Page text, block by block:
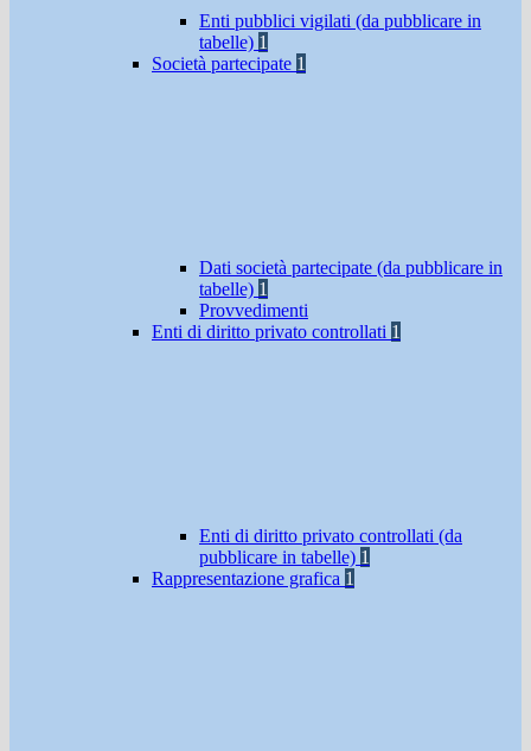
Enti pubblici vigilati (da pubblicare in
tabelle) 1
Società partecipate 1
Dati società partecipate (da pubblicare in
tabelle) 1
Provvedimenti
Enti di diritto privato controllati 1
Enti di diritto privato controllati (da
pubblicare in tabelle) 1
Rappresentazione grafica 1